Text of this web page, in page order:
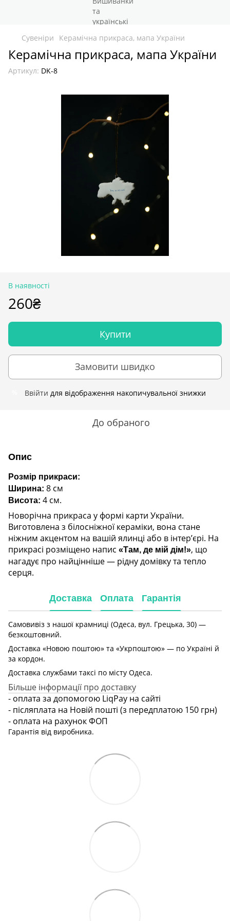
Сувеніри Керамічна прикраса, мапа України
Керамічна прикраса, мапа України
Артикул: DK-8
В наявності
260₴
Купити
Замовити швидко
Ввійти для відображення накопичувальної знижки
До обраного
Опис
Розмір прикраси:
Ширина: 8 см
Висота: 4 см.
Новорічна прикраса у формі карти України.
Виготовлена з білосніжної кераміки, вона стане
ніжним акцентом на вашій ялинці або в інтер’єрі. На
прикрасі розміщено напис «Там, де мій дім!», що
нагадує про найцінніше — рідну домівку та тепло
серця.
Доставка Оплата Гарантія
Самовивіз з нашої крамниці (Одеса, вул. Грецька, 30) —
безкоштовний.
Доставка «Новою поштою» та «Укрпоштою» — по Україні й
за кордон.
Доставка службами таксі по місту Одеса.
Більше інформації про доставку
- оплата за допомогою LiqPay на сайті
- післяплата на Новій пошті (з передплатою 150 грн)
- оплата на рахунок ФОП
Гарантія від виробника.